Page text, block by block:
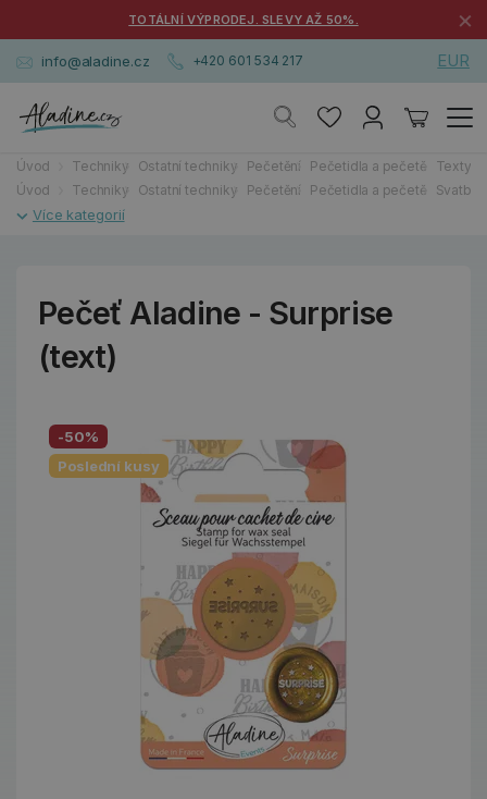
TOTÁLNÍ VÝPRODEJ. SLEVY AŽ 50%. ×
info@aladine.cz +420 601 534 217 EUR
Úvod Techniky Ostatní techniky Pečetění Pečetidla a pečetě
Texty,
Úvod
Techniky Ostatní techniky Pečetění Pečetidla a pečetě Svatby,
Pečeť Aladine - Surprise
(text)
-50%
Poslední kusy